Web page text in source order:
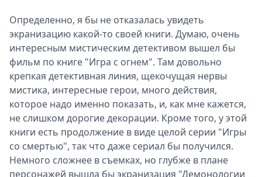
Определенно, я бы не отказалась увидеть
экранизацию какой-то своей книги. Думаю, очень
интересным мистическим детективом вышел бы
фильм по книге "Игра с огнем". Там довольно
крепкая детективная линия, щекочущая нервы
мистика, интересные герои, много действия,
которое надо именно показать, и, как мне кажется,
не слишком дорогие декорации. Кроме того, у этой
книги есть продолжение в виде целой серии "Игры
со смертью", так что даже сериал бы получился.
Немного сложнее в съемках, но глубже в плане
персонажей вышла бы экранизация "Демонологии